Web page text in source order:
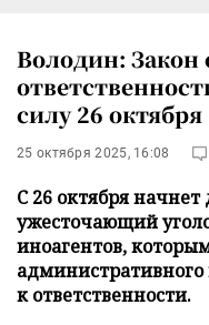
Володин: Закон
силу 26 октября
25 октября 2025, 16:08
С 26 октября начнет
ужесточающий
иноагентов,
к ответственности.